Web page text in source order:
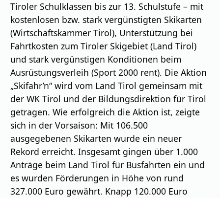
Tiroler Schulklassen bis zur 13. Schulstufe – mit
kostenlosen bzw. stark vergünstigten Skikarten
(Wirtschaftskammer Tirol), Unterstützung bei
Fahrtkosten zum Tiroler Skigebiet (Land Tirol)
und stark vergünstigen Konditionen beim
Ausrüstungsverleih (Sport 2000 rent). Die Aktion
„Skifahr’n“ wird vom Land Tirol gemeinsam mit
der WK Tirol und der Bildungsdirektion für Tirol
getragen. Wie erfolgreich die Aktion ist, zeigte
sich in der Vorsaison: Mit 106.500
ausgegebenen Skikarten wurde ein neuer
Rekord erreicht. Insgesamt gingen über 1.000
Anträge beim Land Tirol für Busfahrten ein und
es wurden Förderungen in Höhe von rund
327.000 Euro gewährt. Knapp 120.000 Euro